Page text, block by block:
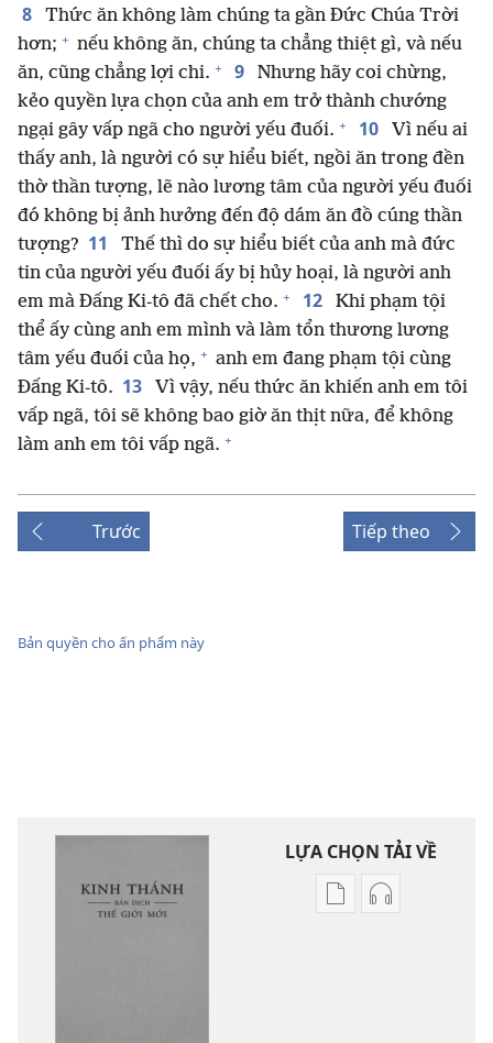
8
Thức ăn không làm chúng ta gần Đức Chúa Trời
hơn; + nếu không ăn, chúng ta chẳng thiệt gì, và nếu
ăn, cũng chẳng lợi chi. + 9
Nhưng hãy coi chừng,
kẻo quyền lựa chọn của anh em trở thành chướng
ngại gây vấp ngã cho người yếu đuối. + 10
Vì nếu ai
thấy anh, là người có sự hiểu biết, ngồi ăn trong đền
thờ thần tượng, lẽ nào lương tâm của người yếu đuối
đó không bị ảnh hưởng đến độ dám ăn đồ cúng thần
tượng? 11
Thế thì do sự hiểu biết của anh mà đức
tin của người yếu đuối ấy bị hủy hoại, là người anh
em mà Đấng Ki-tô đã chết cho. + 12
Khi phạm tội
thể ấy cùng anh em mình và làm tổn thương lương
tâm yếu đuối của họ, + anh em đang phạm tội cùng
Đấng Ki-tô. 13
Vì vậy, nếu thức ăn khiến anh em tôi
vấp ngã, tôi sẽ không bao giờ ăn thịt nữa, để không
làm anh em tôi vấp ngã. +
Trước Tiếp theo
Bản quyền cho ấn phẩm này
LỰA CHỌN TẢI VỀ
Tùy
Tùy